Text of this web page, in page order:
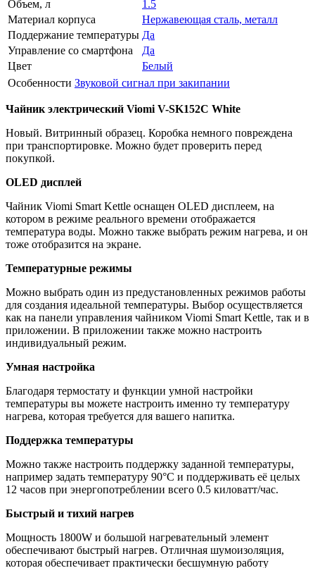
Объем, л
1.5
Материал корпуса
Нержавеющая сталь, металл
Поддержание температуры Да
Управление со смартфона
Да
Цвет
Белый
Особенности Звуковой сигнал при закипании
Чайник электрический Viomi V-SK152C White
Новый. Витринный образец. Коробка немного повреждена
при транспортировке. Можно будет проверить перед
покупкой.
OLED дисплей
Чайник Viomi Smart Kettle оснащен OLED дисплеем, на
котором в режиме реального времени отображается
температура воды. Можно также выбрать режим нагрева, и он
тоже отобразится на экране.
Температурные режимы
Можно выбрать один из предустановленных режимов работы
для создания идеальной температуры. Выбор осуществляется
как на панели управления чайником Viomi Smart Kettle, так и в
приложении. В приложении также можно настроить
индивидуальный режим.
Умная настройка
Благодаря термостату и функции умной настройки
температуры вы можете настроить именно ту температуру
нагрева, которая требуется для вашего напитка.
Поддержка температуры
Можно также настроить поддержку заданной температуры,
например задать температуру 90°С и поддерживать её целых
12 часов при энергопотреблении всего 0.5 киловатт/час.
Быстрый и тихий нагрев
Мощность 1800W и большой нагревательный элемент
обеспечивают быстрый нагрев. Отличная шумоизоляция,
которая обеспечивает практически бесшумную работу